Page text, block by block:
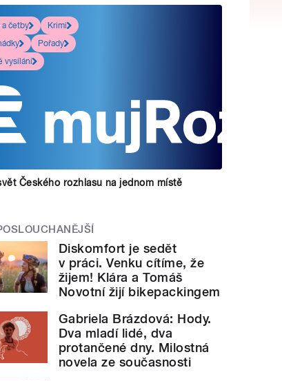
a četby
Krimi
Pořady
vysílání
Českého rozhlasu na jednom místě
Diskomfort je sedět
v práci. Venku cítíme, že
žijem! Klára a Tomáš
Novotní žijí bikepackingem
Gabriela Brázdová: Hody.
Dva mladí lidé, dva
protančené dny. Milostná
novela ze současnosti